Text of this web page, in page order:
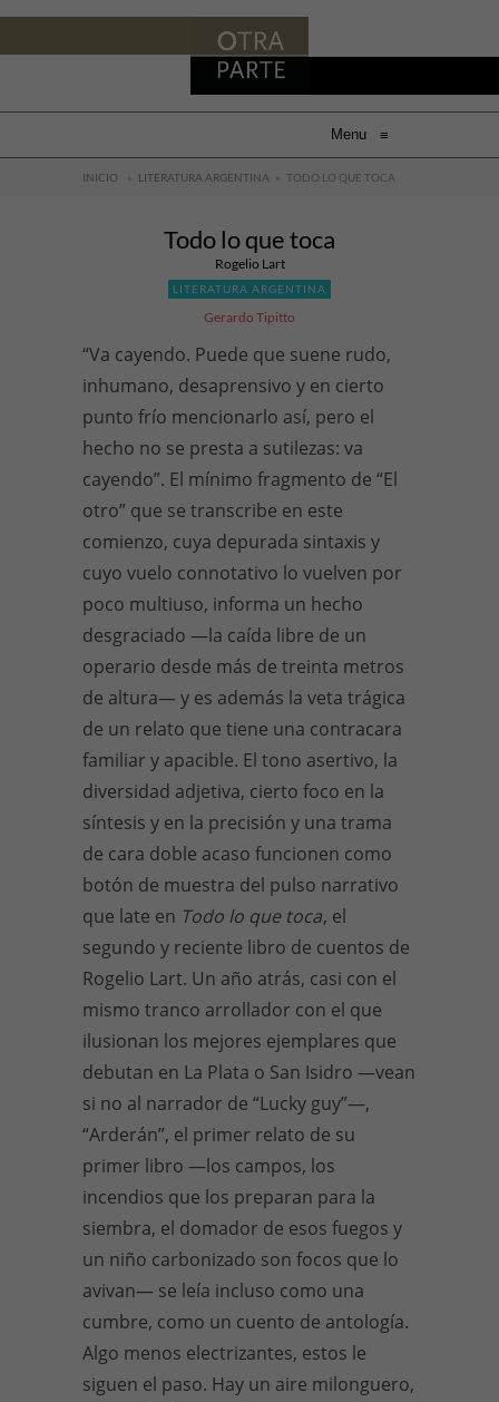
Menu ≡
INICIO » LITERATURA ARGENTINA » TODO LO QUE TOCA
Todo lo que toca
Rogelio Lart
LITERATURA ARGENTINA
Gerardo Tipitto
“Va cayendo. Puede que suene rudo,
inhumano, desaprensivo y en cierto
punto frío mencionarlo así, pero el
hecho no se presta a sutilezas: va
cayendo”. El mínimo fragmento de “El
otro” que se transcribe en este
comienzo, cuya depurada sintaxis y
cuyo vuelo connotativo lo vuelven por
poco multiuso, informa un hecho
desgraciado —la caída libre de un
operario desde más de treinta metros
de altura— y es además la veta trágica
de un relato que tiene una contracara
familiar y apacible. El tono asertivo, la
diversidad adjetiva, cierto foco en la
síntesis y en la precisión y una trama
de cara doble acaso funcionen como
botón de muestra del pulso narrativo
que late en Todo lo que toca, el
segundo y reciente libro de cuentos de
Rogelio Lart. Un año atrás, casi con el
mismo tranco arrollador con el que
ilusionan los mejores ejemplares que
debutan en La Plata o San Isidro —vean
si no al narrador de “Lucky guy”—,
“Arderán”, el primer relato de su
primer libro —los campos, los
incendios que los preparan para la
siembra, el domador de esos fuegos y
un niño carbonizado son focos que lo
avivan— se leía incluso como una
cumbre, como un cuento de antología.
Algo menos electrizantes, estos le
siguen el paso. Hay un aire milonguero,